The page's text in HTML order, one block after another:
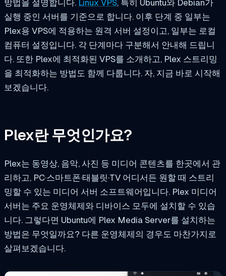
방법을 설명합니다. Linux VPS, 특히 Ubuntu와 Debian가
실행 중인 서버를 기준으로 합니다. 이후 단계 중 일부는
Plex용 VPS에 적용하는 원격 서버 설정이고, 일부는 로컬
컴퓨터 설정입니다. 각 단계마다 구분해서 안내해 드립니
다. 또한 Plex에 최적화된 VPS를 소개하고, Plex 스트리밍
을 최적화하는 방법도 함께 다룹니다. 자, 지금 바로 시작해
보겠습니다.
Plex란 무엇인가요?
Plex는 동영상, 음악, 사진 등 미디어 콘텐츠를 한곳에서 관
리하고, PC·스마트폰·태블릿·TV 어디서든 원할 때 스트리
밍할 수 있는 미디어 서버 소프트웨어입니다. Plex 미디어
서버는 주요 운영체제와 디바이스 모두에 설치할 수 있습
니다. 그렇다면 Ubuntu에 Plex Media Server를 설치하는
방법은 무엇일까요? 다른 운영체제의 경우도 마찬가지로
살펴보겠습니다.